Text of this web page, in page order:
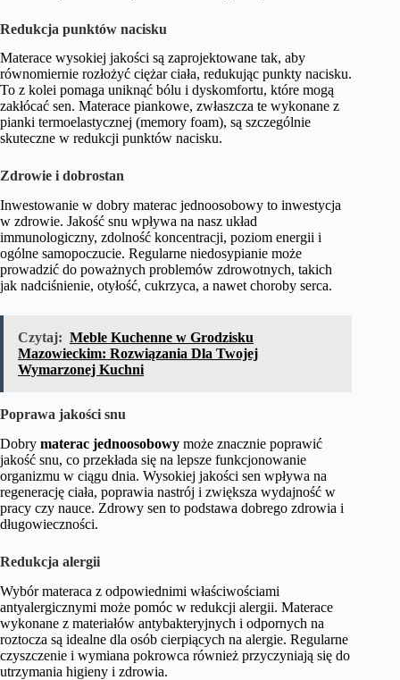
Redukcja punktów nacisku
Materace wysokiej jakości są zaprojektowane tak, aby
równomiernie rozłożyć ciężar ciała, redukując punkty nacisku.
To z kolei pomaga uniknąć bólu i dyskomfortu, które mogą
zakłócać sen. Materace piankowe, zwłaszcza te wykonane z
pianki termoelastycznej (memory foam), są szczególnie
skuteczne w redukcji punktów nacisku.
Zdrowie i dobrostan
Inwestowanie w dobry materac jednoosobowy to inwestycja
w zdrowie. Jakość snu wpływa na nasz układ
immunologiczny, zdolność koncentracji, poziom energii i
ogólne samopoczucie. Regularne niedosypianie może
prowadzić do poważnych problemów zdrowotnych, takich
jak nadciśnienie, otyłość, cukrzyca, a nawet choroby serca.
Czytaj: Meble Kuchenne w Grodzisku
Mazowieckim: Rozwiązania Dla Twojej
Wymarzonej Kuchni
Poprawa jakości snu
Dobry materac jednoosobowy może znacznie poprawić
jakość snu, co przekłada się na lepsze funkcjonowanie
organizmu w ciągu dnia. Wysokiej jakości sen wpływa na
regenerację ciała, poprawia nastrój i zwiększa wydajność w
pracy czy nauce. Zdrowy sen to podstawa dobrego zdrowia i
długowieczności.
Redukcja alergii
Wybór materaca z odpowiednimi właściwościami
antyalergicznymi może pomóc w redukcji alergii. Materace
wykonane z materiałów antybakteryjnych i odpornych na
roztocza są idealne dla osób cierpiących na alergie. Regularne
czyszczenie i wymiana pokrowca również przyczyniają się do
utrzymania higieny i zdrowia.